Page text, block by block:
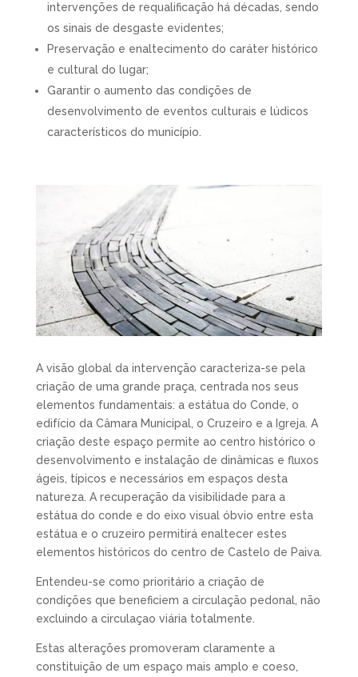
intervenções de requalificação há décadas, sendo
os sinais de desgaste evidentes;
Preservação e enaltecimento do caráter histórico
e cultural do lugar;
Garantir o aumento das condições de
desenvolvimento de eventos culturais e lúdicos
característicos do município.
A visão global da intervenção caracteriza-se pela
criação de uma grande praça, centrada nos seus
elementos fundamentais: a estátua do Conde, o
edifício da Câmara Municipal, o Cruzeiro e a Igreja. A
criação deste espaço permite ao centro histórico o
desenvolvimento e instalação de dinâmicas e fluxos
ágeis, típicos e necessários em espaços desta
natureza. A recuperação da visibilidade para a
estátua do conde e do eixo visual óbvio entre esta
estátua e o cruzeiro permitirá enaltecer estes
elementos históricos do centro de Castelo de Paiva.
Entendeu-se como prioritário a criação de
condições que beneficiem a circulação pedonal, não
excluindo a circulaçao viária totalmente.
Estas alterações promoveram claramente a
constituição de um espaço mais amplo e coeso,